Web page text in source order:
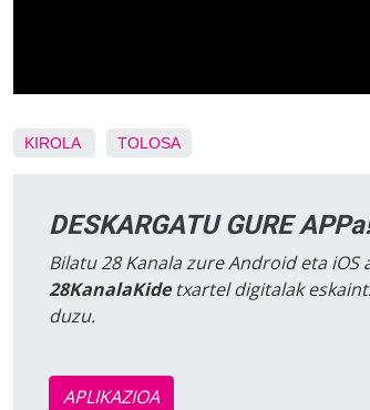
KIROLA TOLOSA
DESKARGATU GURE APPa!
Bilatu 28 Kanala zure Android eta
28KanalaKidetxartel digitalak
duzu.
APLIKAZIOA